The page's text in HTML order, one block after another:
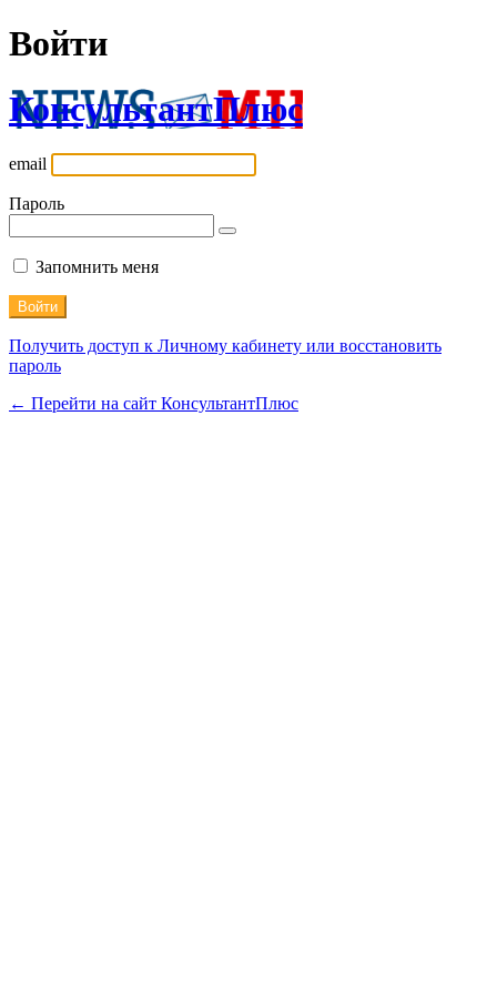
Войти
КонсультантПлюс
email
Пароль
Запомнить меня
Получить доступ к Личному кабинету или восстановить
пароль
← Перейти на сайт КонсультантПлюс